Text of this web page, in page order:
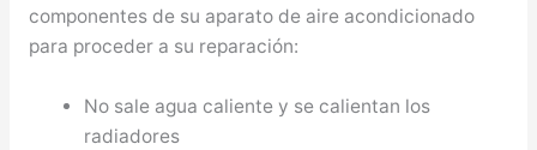
componentes de su aparato de aire acondicionado
para proceder a su reparación:
No sale agua caliente y se calientan los
radiadores